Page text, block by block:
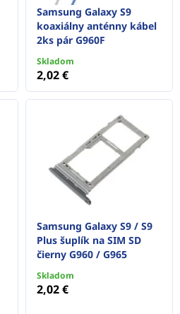
Samsung Galaxy S9
koaxiálny anténny kábel
2ks pár G960F
Skladom
2,02 €
Samsung Galaxy S9 / S9
Plus šuplík na SIM SD
čierny G960 / G965
Skladom
2,02 €